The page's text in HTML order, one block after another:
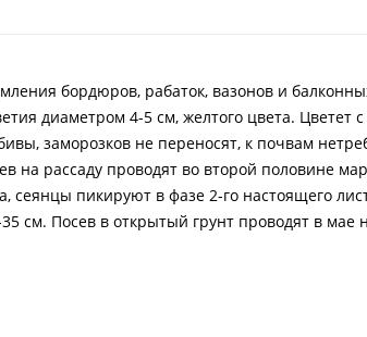
бордюров, рабаток, вазонов и
диаметром 4-5 см, желтого цвета. Цветет
заморозков не переносят, к почвам
на рассаду проводят во второй половине
сеянцы пикируют в фазе 2-го настоящего
Посев в открытый грунт проводят в мае